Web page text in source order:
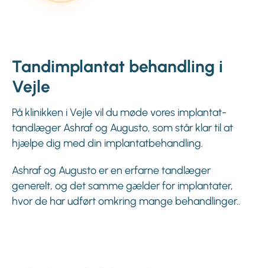
Tandimplantat behandling i
Vejle
På klinikken i Vejle vil du møde vores implantat-
tandlæger Ashraf og Augusto, som står klar til at
hjælpe dig med din implantatbehandling.
Ashraf og Augusto er en erfarne tandlæger
generelt, og det samme gælder for implantater,
hvor de har udført omkring mange behandlinger..